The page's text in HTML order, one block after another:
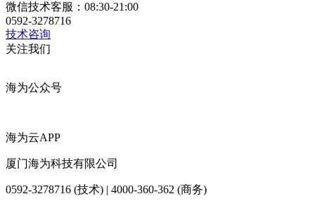
微信技术客服：08:30-21:00
0592-3278716
技术咨询
关注我们
海为公众号
海为云APP
厦门海为科技有限公司
0592-3278716 (技术) | 4000-360-362 (商务)